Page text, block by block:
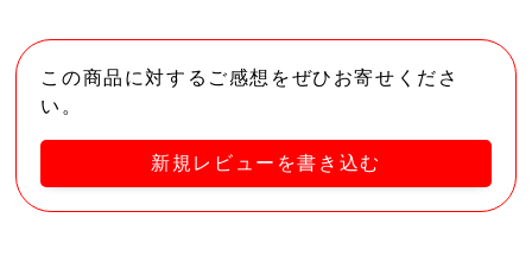
この商品に対するご感想をぜひお寄せくださ
い。
新規レビューを書き込む